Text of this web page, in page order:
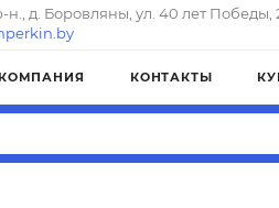
д. Боровляны, ул. 40 лет Победы,
КОМПАНИЯ КОНТАКТЫ